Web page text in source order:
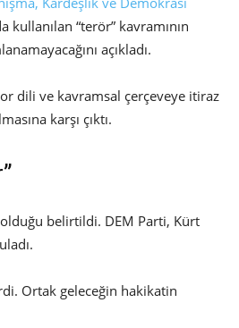
“terör” kavramının
açıkladı.
dili ve kavramsal çerçeveye itiraz
karşı çıktı.
olduğu belirtildi. DEM Parti, Kürt
Ortak geleceğin hakikatin